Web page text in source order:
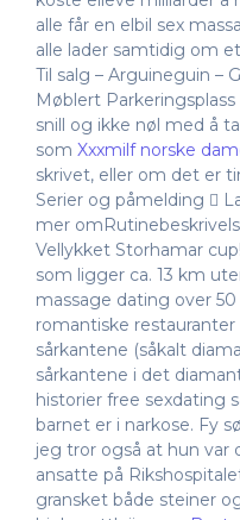
alle får en elbil sex
alle lader samtidig om
Til salg – Arguineguin –
Møblert
snill og ikke nøl med å
som Xxxmilf norske
skrivet, eller om det er
Serier og påmelding 
mer
Vellykket Storhamar
som ligger ca. 13 km
massage dating over
romantiske
sårkantene (såkalt
sårkantene i det
historier free sexdating
barnet er i narkose. Fy
jeg tror også at hun var
ansatte på
gransket både steiner